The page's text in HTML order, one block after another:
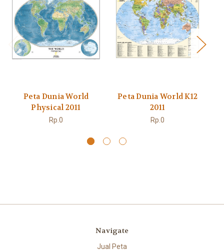
Peta Dunia World
Physical 2011
Rp.0
Peta Dunia World K12
2011
Rp.0
Navigate
Jual Peta